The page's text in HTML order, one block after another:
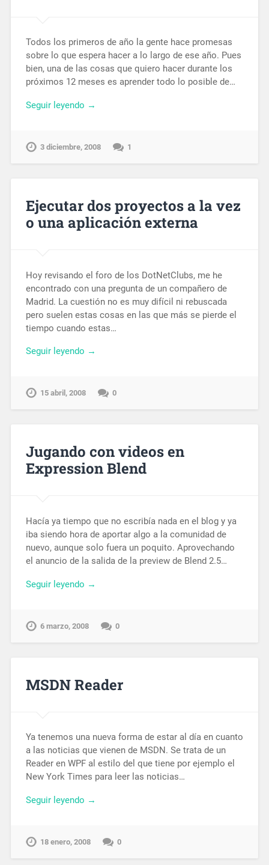
Todos los primeros de año la gente hace promesas
sobre lo que espera hacer a lo largo de ese año. Pues
bien, una de las cosas que quiero hacer durante los
próximos 12 meses es aprender todo lo posible de…
Seguir leyendo →
3 diciembre, 2008 1
Ejecutar dos proyectos a la vez
o una aplicación externa
Hoy revisando el foro de los DotNetClubs, me he
encontrado con una pregunta de un compañero de
Madrid. La cuestión no es muy difícil ni rebuscada
pero suelen estas cosas en las que más se pierde el
tiempo cuando estas…
Seguir leyendo →
15 abril, 2008 0
Jugando con videos en
Expression Blend
Hacía ya tiempo que no escribía nada en el blog y ya
iba siendo hora de aportar algo a la comunidad de
nuevo, aunque solo fuera un poquito. Aprovechando
el anuncio de la salida de la preview de Blend 2.5…
Seguir leyendo →
6 marzo, 2008 0
MSDN Reader
Ya tenemos una nueva forma de estar al día en cuanto
a las noticias que vienen de MSDN. Se trata de un
Reader en WPF al estilo del que tiene por ejemplo el
New York Times para leer las noticias…
Seguir leyendo →
18 enero, 2008 0